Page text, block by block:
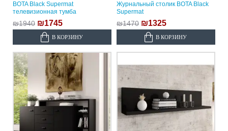
BOTA Black Supermat
телевизионная тумба
₪1940 ₪1745
В КОРЗИНУ
Журнальный столик BOTA Black
Supermat
₪1470 ₪1325
В КОРЗИНУ